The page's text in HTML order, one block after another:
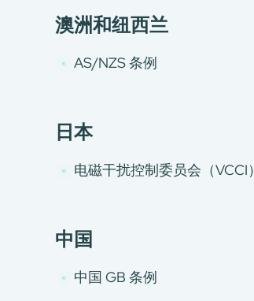
关于我们
消费品测试
工厂服务
认证与评价服务
CMA+
澳洲和纽西兰
AS/NZS 条例
日本
电磁干扰控制委员会（VCCI）
中国
中国 GB 条例